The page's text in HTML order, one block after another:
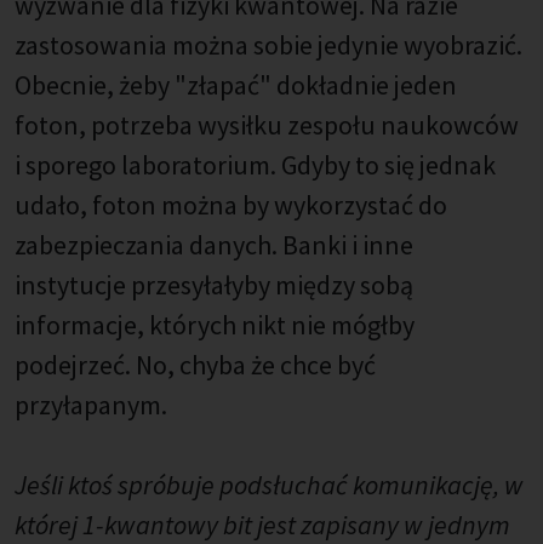
zastosowania można sobie jedynie wyobrazić.
Obecnie, żeby "złapać" dokładnie jeden
foton, potrzeba wysiłku zespołu naukowców
i sporego laboratorium. Gdyby to się jednak
udało, foton można by wykorzystać do
zabezpieczania danych. Banki i inne
instytucje przesyłałyby między sobą
informacje, których nikt nie mógłby
podejrzeć. No, chyba że chce być
przyłapanym.
Jeśli ktoś spróbuje podsłuchać komunikację, w
której 1-kwantowy bit jest zapisany w jednym